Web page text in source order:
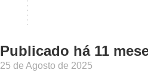
Publicado há 11
25 de Agosto de 2025